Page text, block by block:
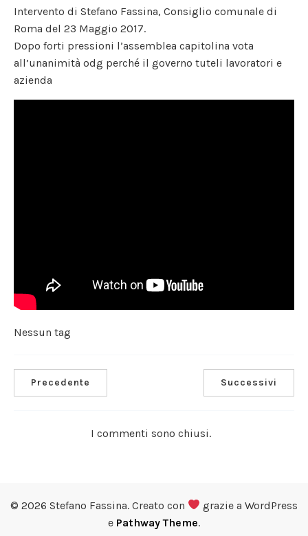
Intervento di Stefano Fassina, Consiglio comunale di
Roma del 23 Maggio 2017.
Dopo forti pressioni l’assemblea capitolina vota
all’unanimità odg perché il governo tuteli lavoratori e
azienda
Nessun tag
Precedente Successivi
I commenti sono chiusi.
© 2026 Stefano Fassina. Creato con
grazie a WordPress
e Pathway Theme.